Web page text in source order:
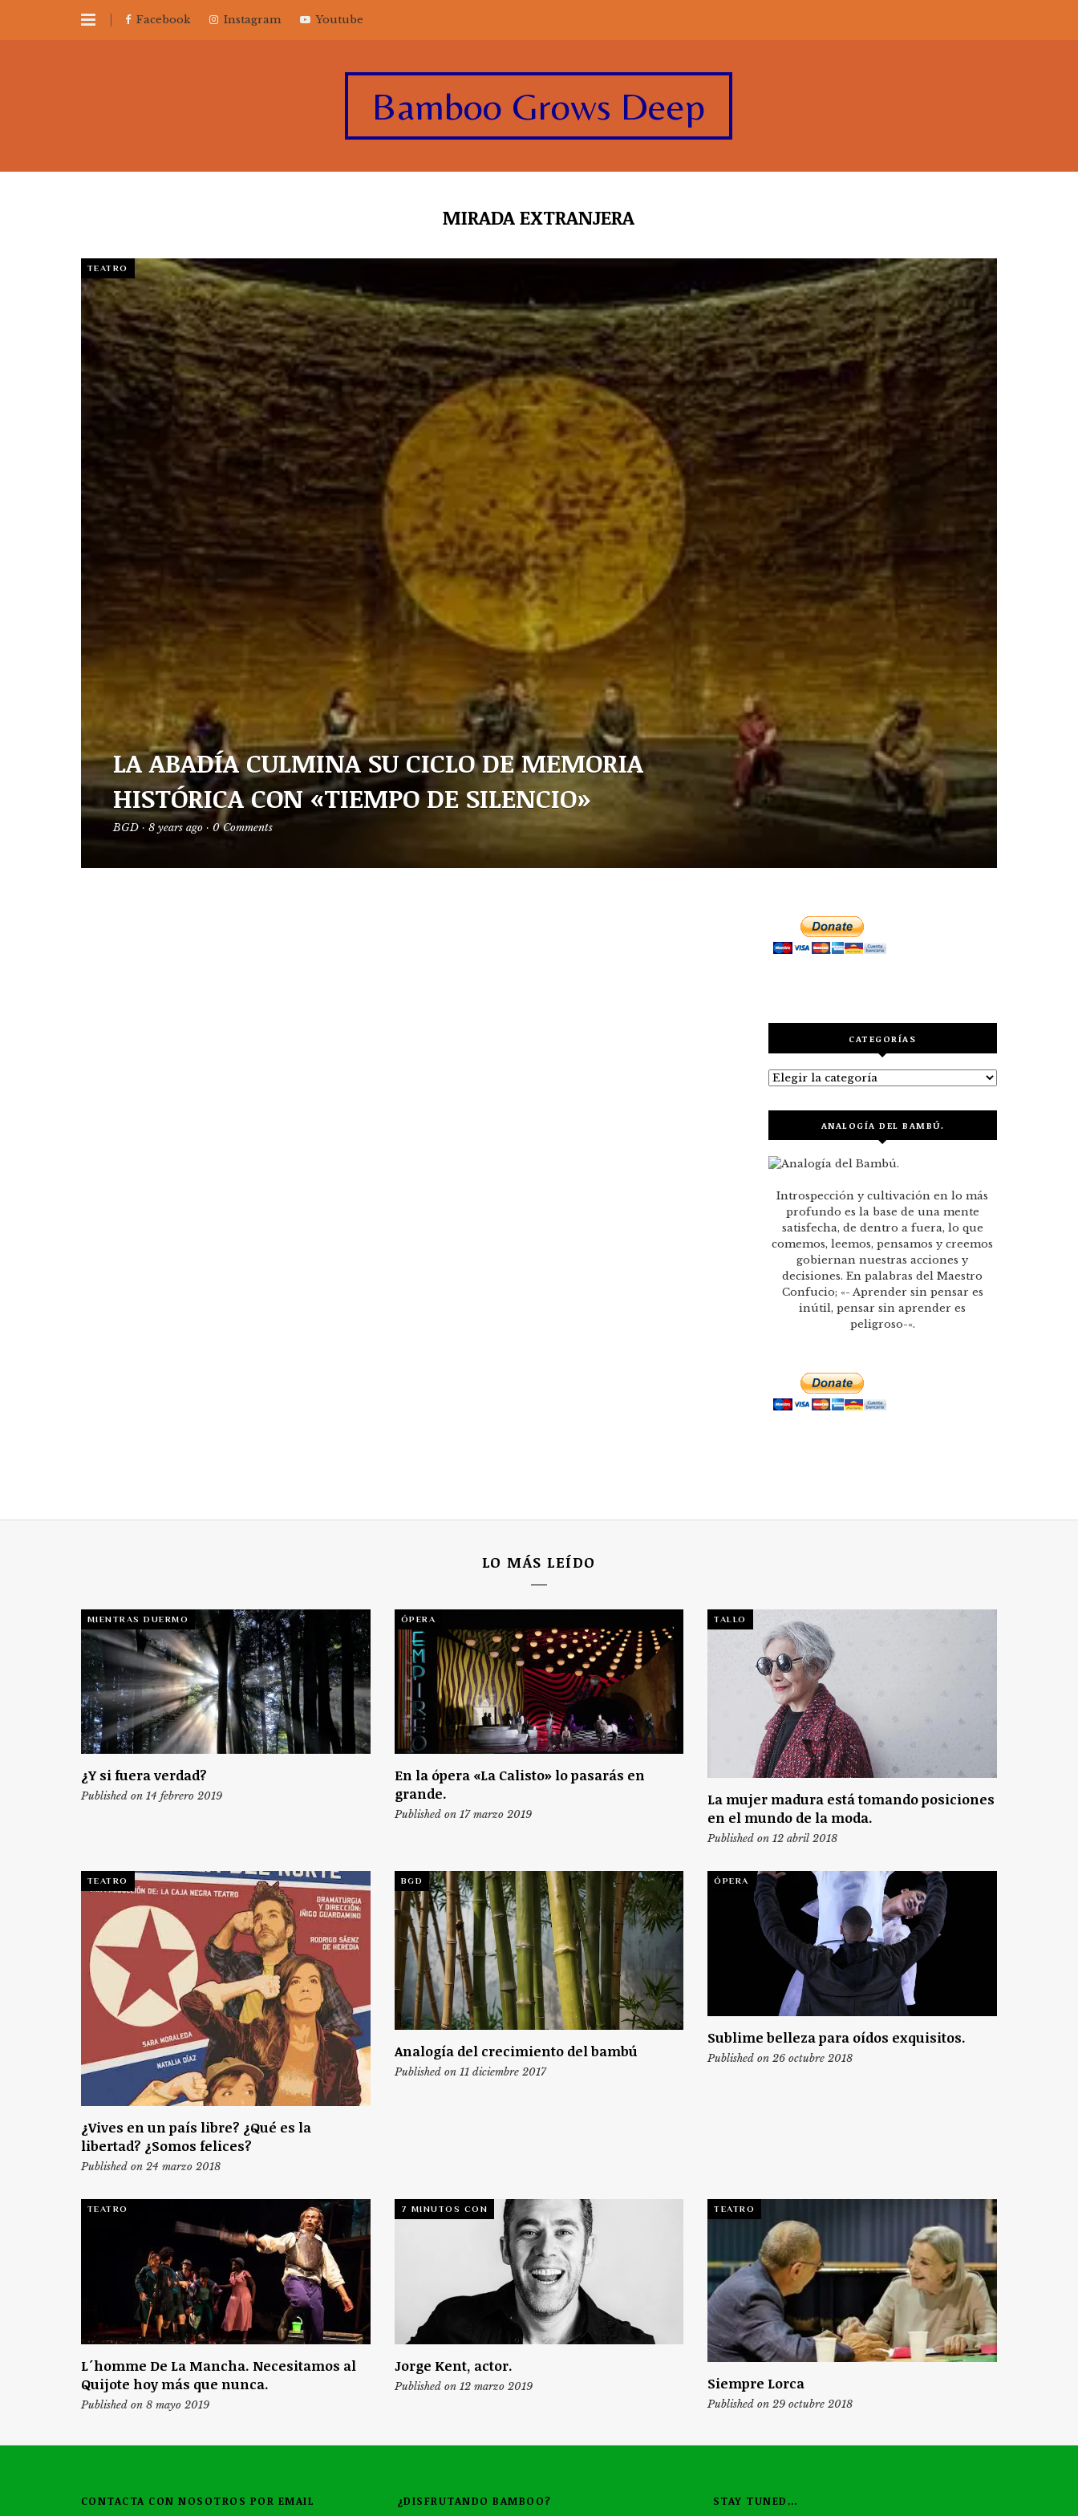
Facebook Instagram Youtube
Bamboo Grows Deep
MIRADA EXTRANJERA
TEATRO
LA ABADÍA CULMINA SU CICLO DE MEMORIA
HISTÓRICA CON «TIEMPO DE SILENCIO»
BGD · 8 years ago · 0 Comments
CATEGORÍAS
Categorías
ANALOGÍA DEL BAMBÚ.
Introspección y cultivación en lo más
profundo es la base de una mente
satisfecha, de dentro a fuera, lo que
comemos, leemos, pensamos y creemos
gobiernan nuestras acciones y
decisiones. En palabras del Maestro
Confucio; «- Aprender sin pensar es
inútil, pensar sin aprender es
peligroso-«.
LO MÁS LEÍDO
MIENTRAS DUERMO
¿Y si fuera verdad?
Published on 14 febrero 2019
ÓPERA
En la ópera «La Calisto» lo pasarás en
grande.
Published on 17 marzo 2019
TALLO
La mujer madura está tomando posiciones
en el mundo de la moda.
Published on 12 abril 2018
TEATRO
¿Vives en un país libre? ¿Qué es la
libertad? ¿Somos felices?
Published on 24 marzo 2018
BGD
Analogía del crecimiento del bambú
Published on 11 diciembre 2017
ÓPERA
Sublime belleza para oídos exquisitos.
Published on 26 octubre 2018
TEATRO
L´homme De La Mancha. Necesitamos al
Quijote hoy más que nunca.
Published on 8 mayo 2019
7 MINUTOS CON
Jorge Kent, actor.
Published on 12 marzo 2019
TEATRO
Siempre Lorca
Published on 29 octubre 2018
CONTACTA CON NOSOTROS POR EMAIL ¿DISFRUTANDO BAMBOO? STAY TUNED…